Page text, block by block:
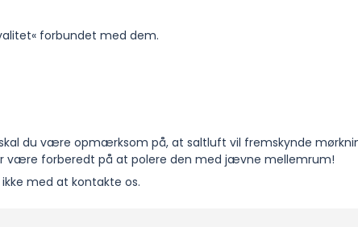
forbundet med dem.
du være opmærksom på, at saltluft vil fremskynde
være forberedt på at polere den med jævne mellemrum!
med at kontakte os.